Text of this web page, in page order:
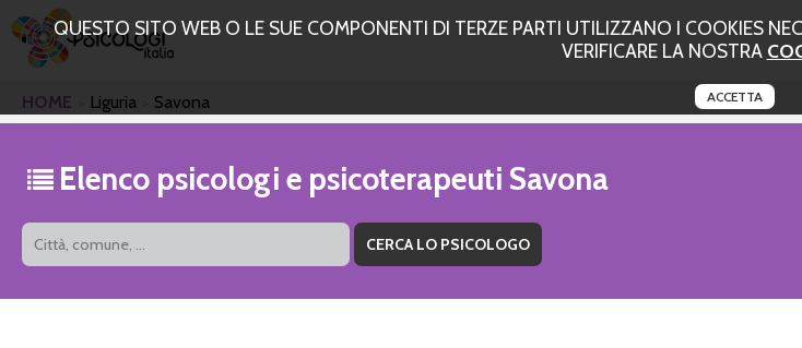
QUESTO SITO WEB O LE SUE COMPONENTI DI TERZE PARTI UTILIZZANO I COOKIES
VERIFICARE LA NOSTRA
ACCETTA
HOME Liguria Savona
Elenco psicologi e psicoterapeuti Savona